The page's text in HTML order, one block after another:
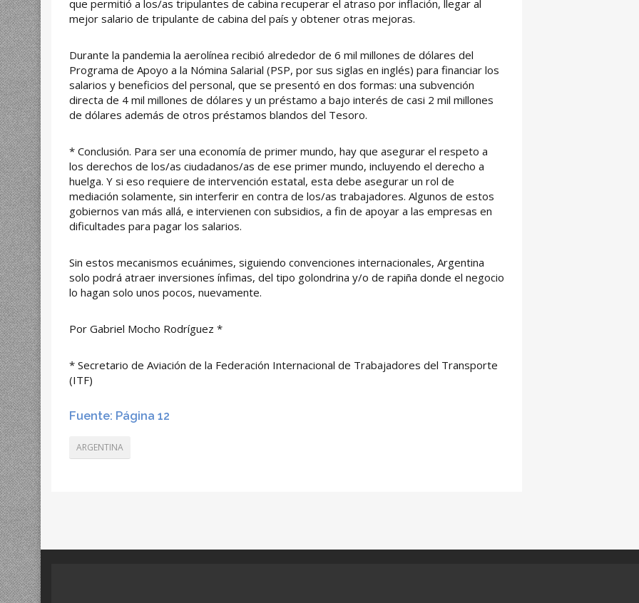
que permitió a los/as tripulantes de cabina recuperar el atraso por inflación, llegar al
mejor salario de tripulante de cabina del país y obtener otras mejoras.
Durante la pandemia la aerolínea recibió alrededor de 6 mil millones de dólares del
Programa de Apoyo a la Nómina Salarial (PSP, por sus siglas en inglés) para financiar los
salarios y beneficios del personal, que se presentó en dos formas: una subvención
directa de 4 mil millones de dólares y un préstamo a bajo interés de casi 2 mil millones
de dólares además de otros préstamos blandos del Tesoro.
* Conclusión. Para ser una economía de primer mundo, hay que asegurar el respeto a
los derechos de los/as ciudadanos/as de ese primer mundo, incluyendo el derecho a
huelga. Y si eso requiere de intervención estatal, esta debe asegurar un rol de
mediación solamente, sin interferir en contra de los/as trabajadores. Algunos de estos
gobiernos van más allá, e intervienen con subsidios, a fin de apoyar a las empresas en
dificultades para pagar los salarios.
Sin estos mecanismos ecuánimes, siguiendo convenciones internacionales, Argentina
solo podrá atraer inversiones ínfimas, del tipo golondrina y/o de rapiña donde el negocio
lo hagan solo unos pocos, nuevamente.
Por Gabriel Mocho Rodríguez *
* Secretario de Aviación de la Federación Internacional de Trabajadores del Transporte
(ITF)
Fuente: Página 12
ARGENTINA